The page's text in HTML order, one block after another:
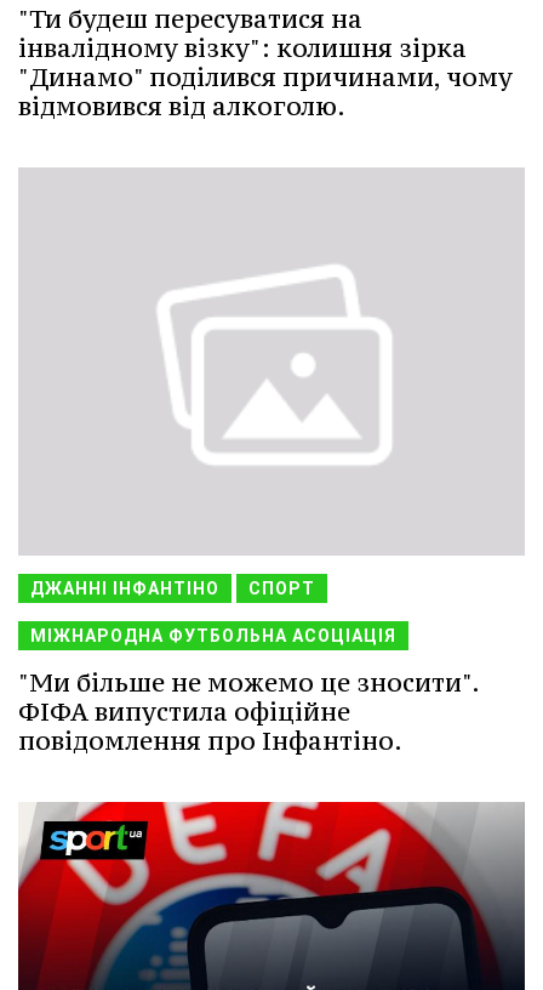
"Ти будеш пересуватися на
інвалідному візку": колишня зірка
"Динамо" поділився причинами, чому
відмовився від алкоголю.
ДЖАННІ ІНФАНТІНО СПОРТ
МІЖНАРОДНА ФУТБОЛЬНА АСОЦІАЦІЯ
"Ми більше не можемо це зносити".
ФІФА випустила офіційне
повідомлення про Інфантіно.